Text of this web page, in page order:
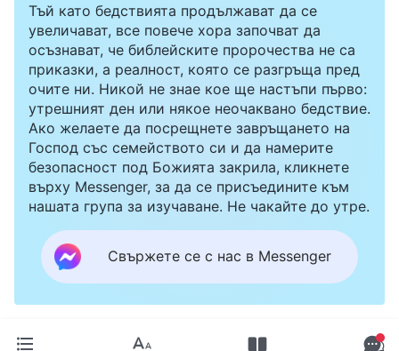
Тъй като бедствията продължават да се
увеличават, все повече хора започват да
осъзнават, че библейските пророчества не са
приказки, а реалност, която се разгръща пред
очите ни. Никой не знае кое ще настъпи първо:
утрешният ден или някое неочаквано бедствие.
Ако желаете да посрещнете завръщането на
Господ със семейството си и да намерите
безопасност под Божията закрила, кликнете
върху Messenger, за да се присъедините към
нашата група за изучаване. Не чакайте до утре.
Свържете се с нас в Messenger